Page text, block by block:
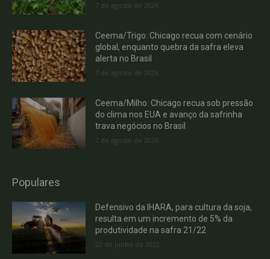
7 de agosto de 2026
Ceema/Trigo: Chicago recua com cenário
global, enquanto quebra da safra eleva
alerta no Brasil
7 de agosto de 2026
Ceema/Milho: Chicago recua sob pressão
do clima nos EUA e avanço da safrinha
trava negócios no Brasil
7 de agosto de 2026
Populares
Defensivo da IHARA, para cultura da soja,
resulta em um incremento de 5% da
produtividade na safra 21/22
22 de junho de 2022